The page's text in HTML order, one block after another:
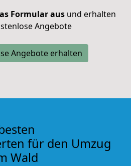
Formular ausund erhalten
Angebote
Angebote erhalten
für den Umzug
Wald